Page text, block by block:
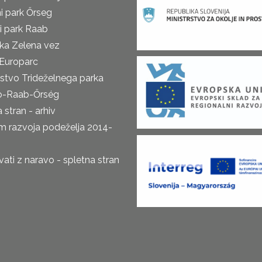
park Őrseg
park Raab
Zelena vez
Trideželnega parka
Raab-Őrség
stran - arhiv
razvoja podeželja 2014-
z naravo - spletna stran